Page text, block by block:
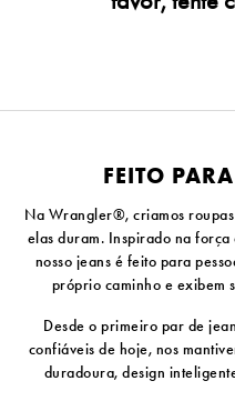
FEITO
Na Wrangler®, criamos
elas duram. Inspirado na
nosso jeans é feito para
próprio caminho e exibem
Desde o primeiro par de
confiáveis ​​de hoje, nos
duradoura, design